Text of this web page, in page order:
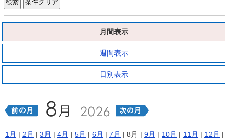
月間表示
週間表示
日別表示
1月 | 2月 | 3月 | 4月 | 5月 | 6月 | 7月 | 8月 | 9月 | 10月 | 11月 | 12月 |